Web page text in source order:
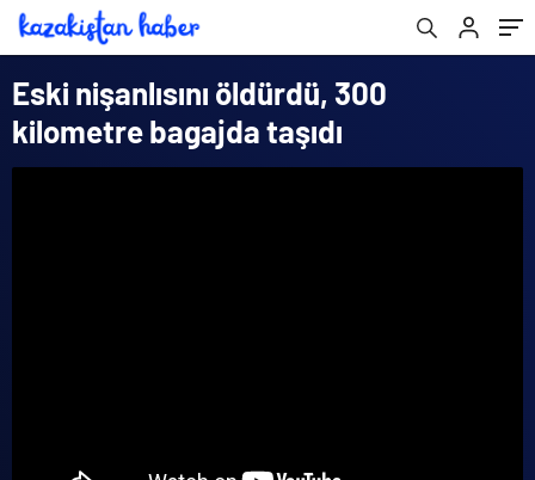
Eski nişanlısını öldürdü, 300
kilometre bagajda taşıdı